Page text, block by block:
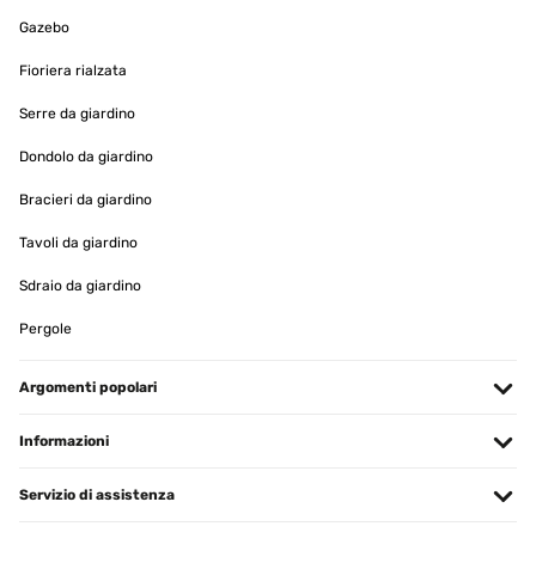
Tradurre
16/01/2025
Gazebo
Fioriera rialzata
Serre da giardino
Dondolo da giardino
Bracieri da giardino
Tavoli da giardino
Sdraio da giardino
Pergole
Argomenti popolari
Informazioni
Servizio di assistenza